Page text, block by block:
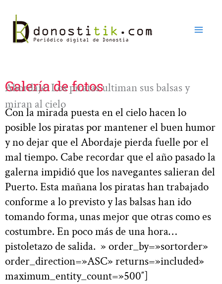
contenido
Galería de fotos
Abordaje: Los piratas ultiman sus balsas y
miran al cielo
Con la mirada puesta en el cielo hacen lo
posible los piratas por mantener el buen humor
y no dejar que el Abordaje pierda fuelle por el
mal tiempo. Cabe recordar que el año pasado la
galerna impidió que los navegantes salieran del
Puerto. Esta mañana los piratas han trabajado
conforme a lo previsto y las balsas han ido
tomando forma, unas mejor que otras como es
costumbre. En poco más de una hora…
pistoletazo de salida. » order_by=»sortorder»
order_direction=»ASC» returns=»included»
maximum_entity_count=»500″]